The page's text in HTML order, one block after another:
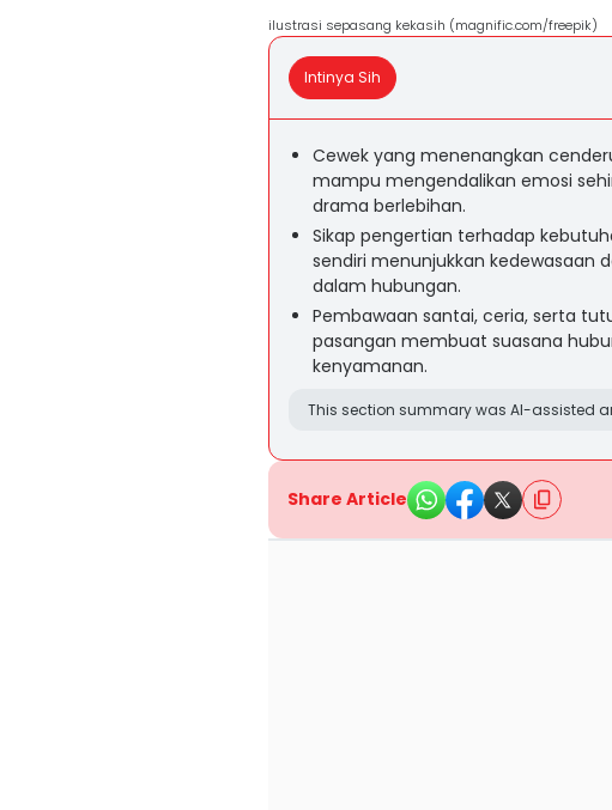
ilustrasi sepasang kekasih (magnific.com/freepik)
Intinya Sih
Cewek yang menenangkan
mampu mengendalikan emosi
drama berlebihan.
Sikap pengertian terhadap
sendiri menunjukkan kedewasaan
dalam hubungan.
Pembawaan santai, ceria, serta
pasangan membuat suasana
kenyamanan.
This section summary was AI-assisted
Share Article